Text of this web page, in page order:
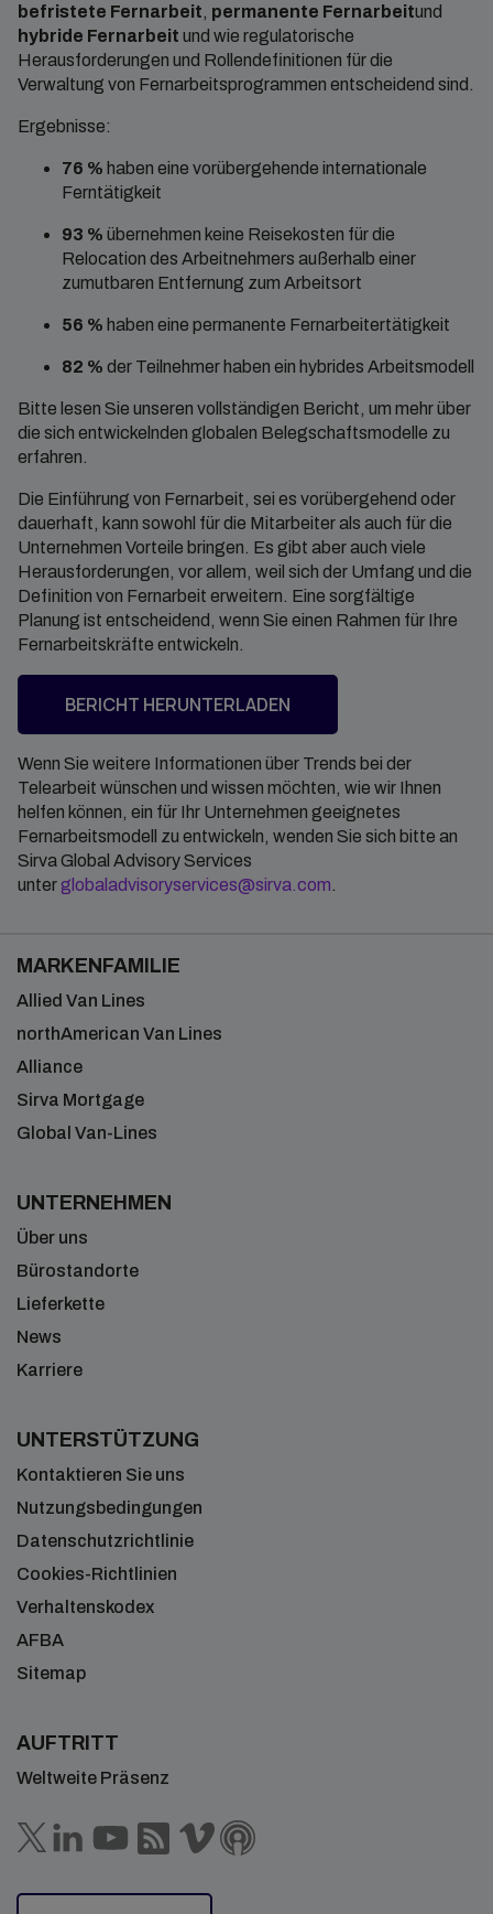
befristete Fernarbeit, permanente Fernarbeitund
hybride Fernarbeit und wie regulatorische
Herausforderungen und Rollendefinitionen für die
Verwaltung von Fernarbeitsprogrammen entscheidend sind.
Ergebnisse:
76 % haben eine vorübergehende internationale
Ferntätigkeit
93 % übernehmen keine Reisekosten für die
Relocation des Arbeitnehmers außerhalb einer
zumutbaren Entfernung zum Arbeitsort
56 % haben eine permanente Fernarbeitertätigkeit
82 % der Teilnehmer haben ein hybrides Arbeitsmodell
Bitte lesen Sie unseren vollständigen Bericht, um mehr über
die sich entwickelnden globalen Belegschaftsmodelle zu
erfahren.
Die Einführung von Fernarbeit, sei es vorübergehend oder
dauerhaft, kann sowohl für die Mitarbeiter als auch für die
Unternehmen Vorteile bringen. Es gibt aber auch viele
Herausforderungen, vor allem, weil sich der Umfang und die
Definition von Fernarbeit erweitern. Eine sorgfältige
Planung ist entscheidend, wenn Sie einen Rahmen für Ihre
Fernarbeitskräfte entwickeln.
BERICHT HERUNTERLADEN
Wenn Sie weitere Informationen über Trends bei der
Telearbeit wünschen und wissen möchten, wie wir Ihnen
helfen können, ein für Ihr Unternehmen geeignetes
Fernarbeitsmodell zu entwickeln, wenden Sie sich bitte an
Sirva Global Advisory Services
unterglobaladvisoryservices@sirva.com.
MARKENFAMILIE
Allied Van Lines
northAmerican Van Lines
Alliance
Sirva Mortgage
Global Van-Lines
UNTERNEHMEN
Über uns
Bürostandorte
Lieferkette
News
Karriere
UNTERSTÜTZUNG
Kontaktieren Sie uns
Nutzungsbedingungen
Datenschutzrichtlinie
Cookies-Richtlinien
Verhaltenskodex
AFBA
Sitemap
AUFTRITT
Weltweite Präsenz